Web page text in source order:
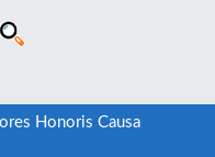
Honoris Causa